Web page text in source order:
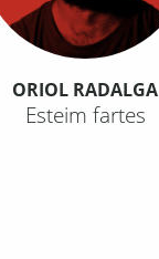
ORIOL RADALGA
Esteim fartes